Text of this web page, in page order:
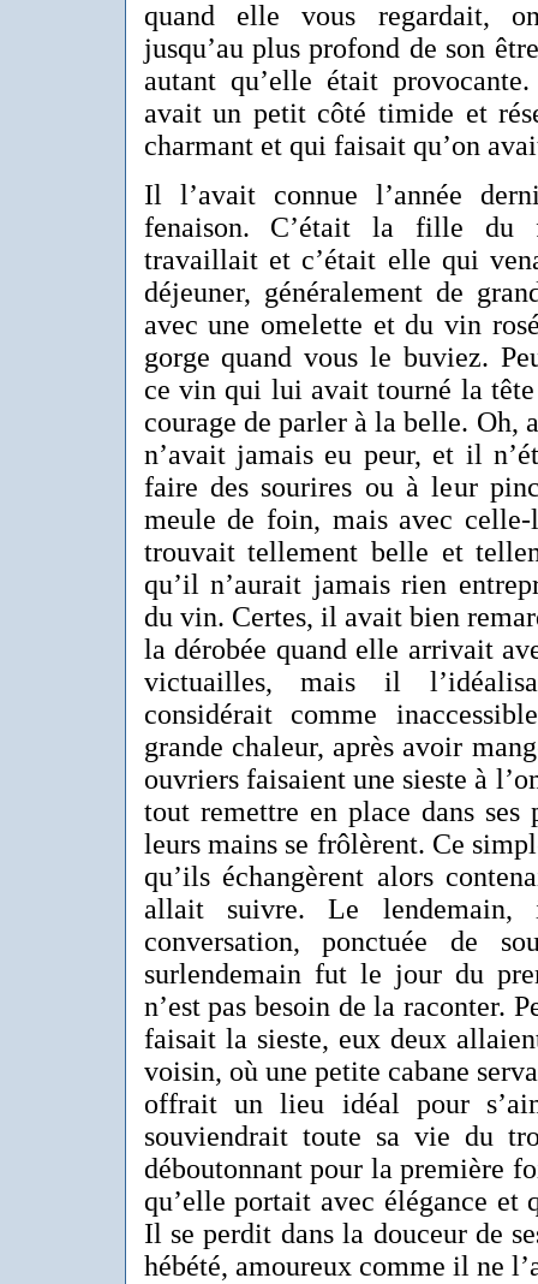
quand elle vous regardait,
jusqu’au plus profond de son
autant qu’elle était
avait un petit côté timide et
charmant et qui faisait qu’on
Il l’avait connue l’année
fenaison. C’était la fille du
travaillait et c’était elle qui
déjeuner, généralement de
avec une omelette et du vin
gorge quand vous le buviez.
ce vin qui lui avait tourné la
courage de parler à la belle. Oh,
n’avait jamais eu peur, et il
faire des sourires ou à leur
meule de foin, mais avec
trouvait tellement belle et
qu’il n’aurait jamais rien
du vin. Certes, il avait bien
la dérobée quand elle arrivait
victuailles, mais il
considérait comme
grande chaleur, après avoir
ouvriers faisaient une sieste à
tout remettre en place dans ses
leurs mains se frôlèrent. Ce
qu’ils échangèrent alors
allait suivre. Le lendemain,
conversation, ponctuée de
surlendemain fut le jour du
n’est pas besoin de la raconter.
faisait la sieste, eux deux
voisin, où une petite cabane
offrait un lieu idéal pour
souviendrait toute sa vie du
déboutonnant pour la première
qu’elle portait avec élégance
Il se perdit dans la douceur de
hébété, amoureux comme il ne